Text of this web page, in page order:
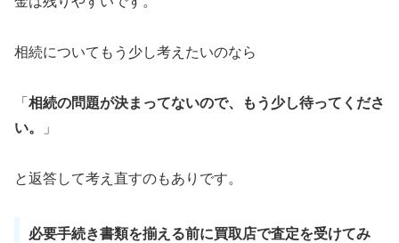
相続についてもう少し考えたいのなら
「 相続の問題が決まってないので、もう少し待ってくださ
い。
」
と返答して考え直すのもありです。
必要手続き書類を揃える前に買取店で査定を受けてみ